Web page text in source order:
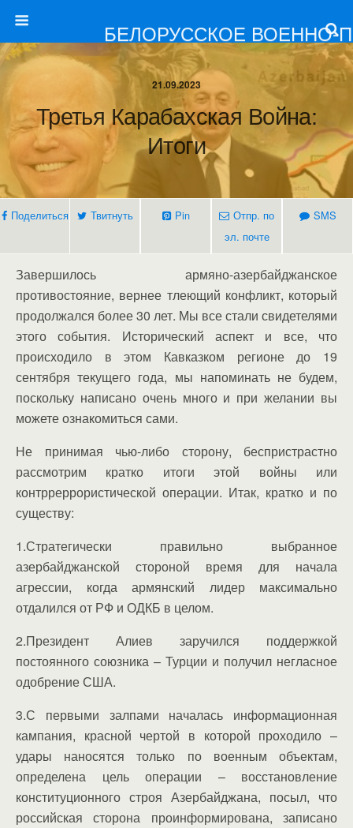
БЕЛОРУССКОЕ ВОЕННО-
21.09.2023
Третья Карабахская Война:
Итоги
Поделиться Твитнуть Pin
Отпр. по
эл. почте
SMS
Завершилось армяно-азербайджанское
противостояние, вернее тлеющий конфликт, который
продолжался более 30 лет. Мы все стали свидетелями
этого события. Исторический аспект и все, что
происходило в этом Кавказком регионе до 19
сентября текущего года, мы напоминать не будем,
поскольку написано очень много и при желании вы
можете ознакомиться сами.
Не принимая чью-либо сторону, беспристрастно
рассмотрим кратко итоги этой войны или
контрреррористической операции. Итак, кратко и по
существу:
1.Стратегически правильно выбранное
азербайджанской стороной время для начала
агрессии, когда армянский лидер максимально
отдалился от РФ и ОДКБ в целом.
2.Президент Алиев заручился поддержкой
постоянного союзника – Турции и получил негласное
одобрение США.
3.С первыми залпами началась информационная
кампания, красной чертой в которой проходило –
удары наносятся только по военным объектам,
определена цель операции – восстановление
конституционного строя Азербайджана, посыл, что
российская сторона проинформирована, записано